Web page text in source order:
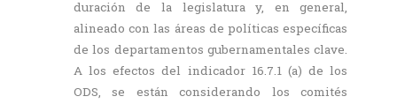
duración de la legislatura y, en general,
alineado con las áreas de políticas específicas
de los departamentos gubernamentales clave.
A los efectos del indicador 16.7.1 (a) de los
ODS, se están considerando los comités